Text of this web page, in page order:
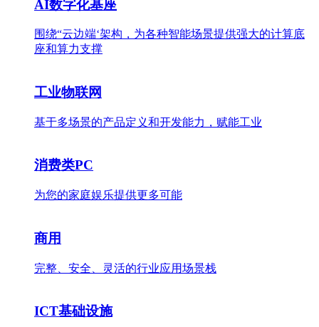
AI数字化基座
围绕“云边端‘架构，为各种智能场景提供强大的计算底
座和算力支撑
工业物联网
基于多场景的产品定义和开发能力，赋能工业
消费类PC
为您的家庭娱乐提供更多可能
商用
完整、安全、灵活的行业应用场景栈
ICT基础设施